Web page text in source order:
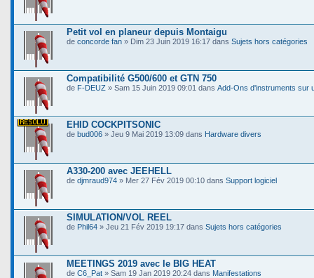
Petit vol en planeur depuis Montaigu
de concorde fan » Dim 23 Juin 2019 16:17 dans Sujets hors catégories
Compatibilité G500/600 et GTN 750
de F-DEUZ » Sam 15 Juin 2019 09:01 dans Add-Ons d'instruments sur
EHID COCKPITSONIC
de bud006 » Jeu 9 Mai 2019 13:09 dans Hardware divers
A330-200 avec JEEHELL
de djmraud974 » Mer 27 Fév 2019 00:10 dans Support logiciel
SIMULATION/VOL REEL
de Phil64 » Jeu 21 Fév 2019 19:17 dans Sujets hors catégories
MEETINGS 2019 avec le BIG HEAT
de C6_Pat » Sam 19 Jan 2019 20:24 dans Manifestations